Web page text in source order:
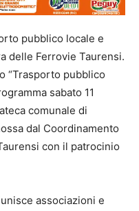
pubblico locale e
delle Ferrovie Taurensi.
“Trasporto pubblico
sabato 11
comunale di
dal Coordinamento
con il patrocinio
associazioni e